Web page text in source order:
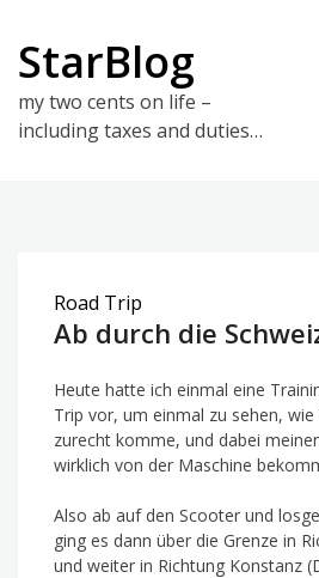
content
StarBlog
my two cents on life –
including taxes and duties…
Road Trip
Ab durch die
Heute hatte ich einmal eine
Trip vor, um einmal zu sehen,
zurecht komme, und dabei
wirklich von der Maschine
Also ab auf den Scooter und
ging es dann über die Grenze in
und weiter in Richtung Konstanz